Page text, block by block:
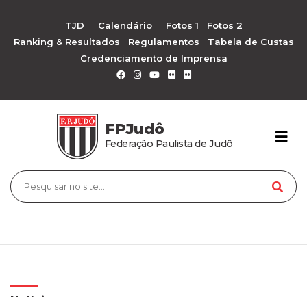
TJD Calendário Fotos 1
Fotos 2
Ranking & Resultados
Regulamentos
Tabela de Custas
Credenciamento de Imprensa
FPJudô
Federação Paulista de Judô